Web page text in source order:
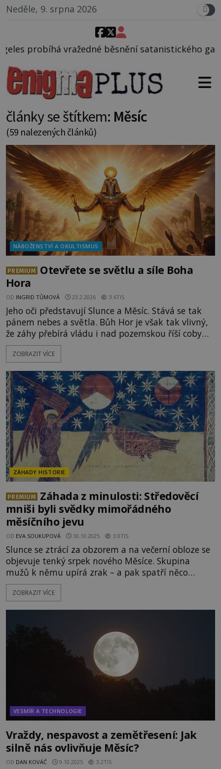
Neděle, 9. srpna 2026
satanistického gangu vedeného
články se štítkem: Měsíc
(59 nalezených článků)
NÁBOŽENSTVÍ A OKULTISMUS
PREMIUM
Otevřete se světlu a síle Boha
Hora
OD INGRID TŮMOVÁ 23.2.2026 3.6TIS
Jeho oči představují Slunce a Měsíc. Stává se tak
pánem nebes a světla. Bůh Hor je však tak vlivný,
že záhy přebírá vládu i nad pozemskou říší coby
božský vládce starého Egypta. Jeho symbolika
dokonce přežívá po tisících let dodnes! Jeho kult se
duchovní tradice. Faraoni byli považováni za jeho
pozemské ztěle
ZOBRAZIT VÍCE
ZÁHADY HISTORIE
PREMIUM
Záhada z minulosti: Středověcí
mniši byli svědky mimořádného
měsíčního jevu
OD EVA SOUKUPOVÁ 30.10.2025 3.0TIS
Slunce se ztrácí za obzorem a na večerní obloze se
objevuje tenký srpek nového Měsíce. Skupina
mužů k němu upírá zrak – a pak spatří něco
neuvěřitelného. Horní špička Měsíce se rozdvojí a
vyšlehnou z ní plameny. Vyděšení pozorovatelé se
stalo? [caption id="attachment_68446"
align="alignnone" wid
ZOBRAZIT VÍCE
VESMÍR A TECHNOLOGIE
Vraždy, nespavost a zemětřesení: Jak
silně nás ovlivňuje Měsíc?
OD DAN KOVÁČ 9.10.2025 3.2TIS